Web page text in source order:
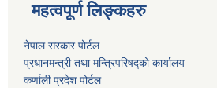
महत्वपूर्ण लिङ्कहरु
नेपाल सरकार पोर्टल
प्रधानमन्‍‍त्री तथा मन्‍त्रिपरिषद्को कार्यालय
कर्णाली प्रदेश पोर्टल